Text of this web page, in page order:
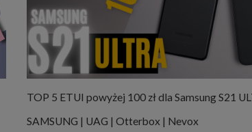
TOP 5 ETUI powyżej 100 zł dla Samsung S21
SAMSUNG | UAG | Otterbox | Nevox